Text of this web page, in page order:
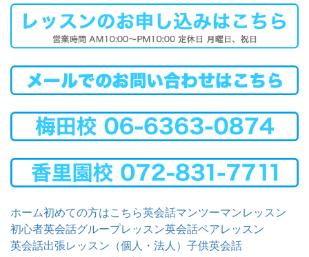
ホーム初めての方はこちら英会話マンツーマンレッスン
初心者英会話グループレッスン英会話ペアレッスン
英会話出張レッスン（個人・法人） 子供英会話